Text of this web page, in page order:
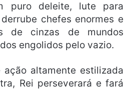
puro deleite, lute para
chefes enormes e
de cinzas de mundos
engolidos pelo vazio.
ação altamente estilizada
Rei perseverará e fará